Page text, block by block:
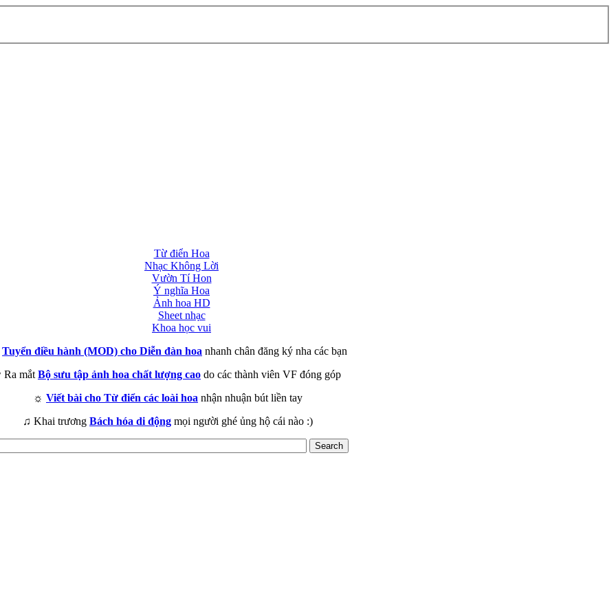
Từ điển Hoa
Nhạc Không Lời
Vườn Tí Hon
Ý nghĩa Hoa
Ảnh hoa HD
Sheet nhạc
Khoa học vui
Tuyển điều hành (MOD) cho Diễn đàn hoa nhanh chân đăng ký nha các bạn
Ra mắt Bộ sưu tập ảnh hoa chất lượng cao do các thành viên VF đóng góp
☼ Viết bài cho Từ điển các loài hoa nhận nhuận bút liền tay
♫ Khai trương Bách hóa di động mọi người ghé ủng hộ cái nào :)